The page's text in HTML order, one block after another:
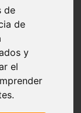
de
de
y
el